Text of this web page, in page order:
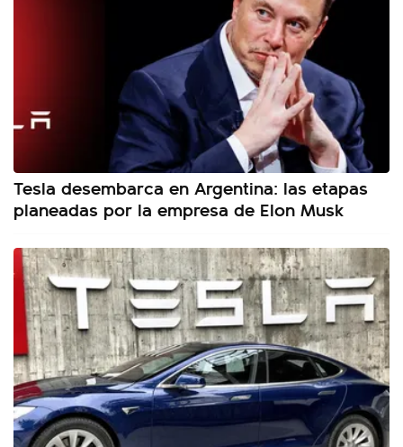
Tesla desembarca en Argentina: las etapas
planeadas por la empresa de Elon Musk